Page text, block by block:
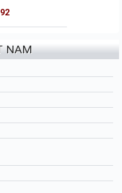
NAM